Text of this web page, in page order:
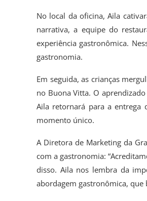
No local da oficina, Aila
narrativa, a equipe do
experiência gastronômica.
gastronomia.
Em seguida, as crianças
no Buona Vitta. O
Aila retornará para a entrega
momento único.
A Diretora de Marketing da
com a gastronomia:
disso. Aila nos lembra da
abordagem gastronômica, que